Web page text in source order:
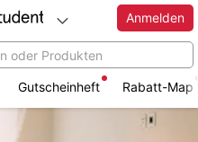
Anmelden
Gutscheinheft Rabatt-Map